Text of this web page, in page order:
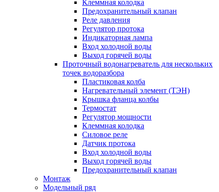
Клеммная колодка
Предохранительный клапан
Реле давления
Регулятор протока
Индикаторная лампа
Вход холодной воды
Выход горячей воды
Проточный водонагреватель для нескольких
точек водоразбора
Пластиковая колба
Нагревательный элемент (ТЭН)
Крышка фланца колбы
Термостат
Регулятор мощности
Клеммная колодка
Силовое реле
Датчик протока
Вход холодной воды
Выход горячей воды
Предохранительный клапан
Монтаж
Модельный ряд